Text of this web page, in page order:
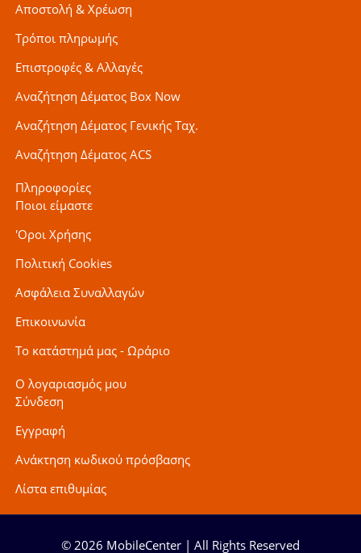
Αποστολή & Χρέωση
Τρόποι πληρωμής
Επιστροφές & Αλλαγές
Αναζήτηση Δέματος Box Now
Αναζήτηση Δέματος Γενικής Ταχ.
Αναζήτηση Δέματος ACS
Πληροφορίες
Ποιοι είμαστε
'Οροι Χρήσης
Πολιτική Cookies
Ασφάλεια Συναλλαγών
Επικοινωνία
Το κατάστημά μας - Ωράριο
Ο λογαριασμός μου
Σύνδεση
Εγγραφή
Ανάκτηση κωδικού πρόσβασης
Λίστα επιθυμίας
© 2026 MobileCenter | All Rights Reserved